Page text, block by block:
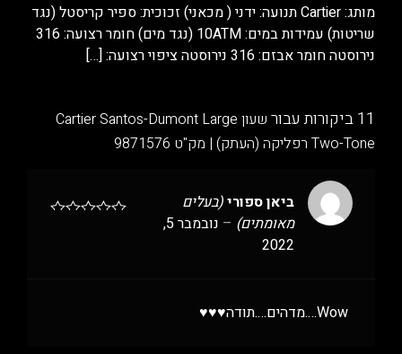
מותג: Cartier תנועה: ידני ( מכאני) זכוכית: ספיר קריסטל (נגד
שריטות) עמידות במים: 10ATM (נגד מים) חומר רצועה: 316
נירוסטה חומר אבזם: 316 נירוסטה ציפוי רצועה:
[…]
11 ביקורות עבור
שעון Cartier Santos-Dumont Large
Two-Tone רפליקה (העתק) | מק"ט 9871576
ביאן ספורי(בעלים
מאומתים) –
נובמבר 5,
2022
Wow….מדהים….תודה♥️♥️♥️